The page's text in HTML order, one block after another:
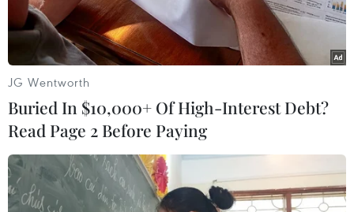
quan.
JG Wentworth
Buried In $10,000+ Of High-Interest Debt?
Read Page 2 Before Paying